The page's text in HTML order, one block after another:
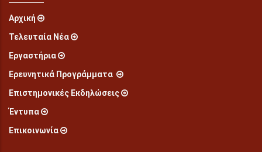
Αρχική
Τελευταία Νέα
Εργαστήρια
Ερευνητικά Προγράμματα
Επιστημονικές Εκδηλώσεις
Έντυπα
Επικοινωνία